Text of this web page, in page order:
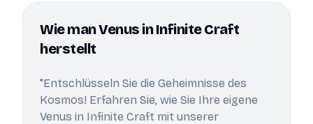
Wie man Venus in Infinite Craft
herstellt
"Entschlüsseln Sie die Geheimnisse des
Kosmos! Erfahren Sie, wie Sie Ihre eigene
Venus in Infinite Craft mit unserer